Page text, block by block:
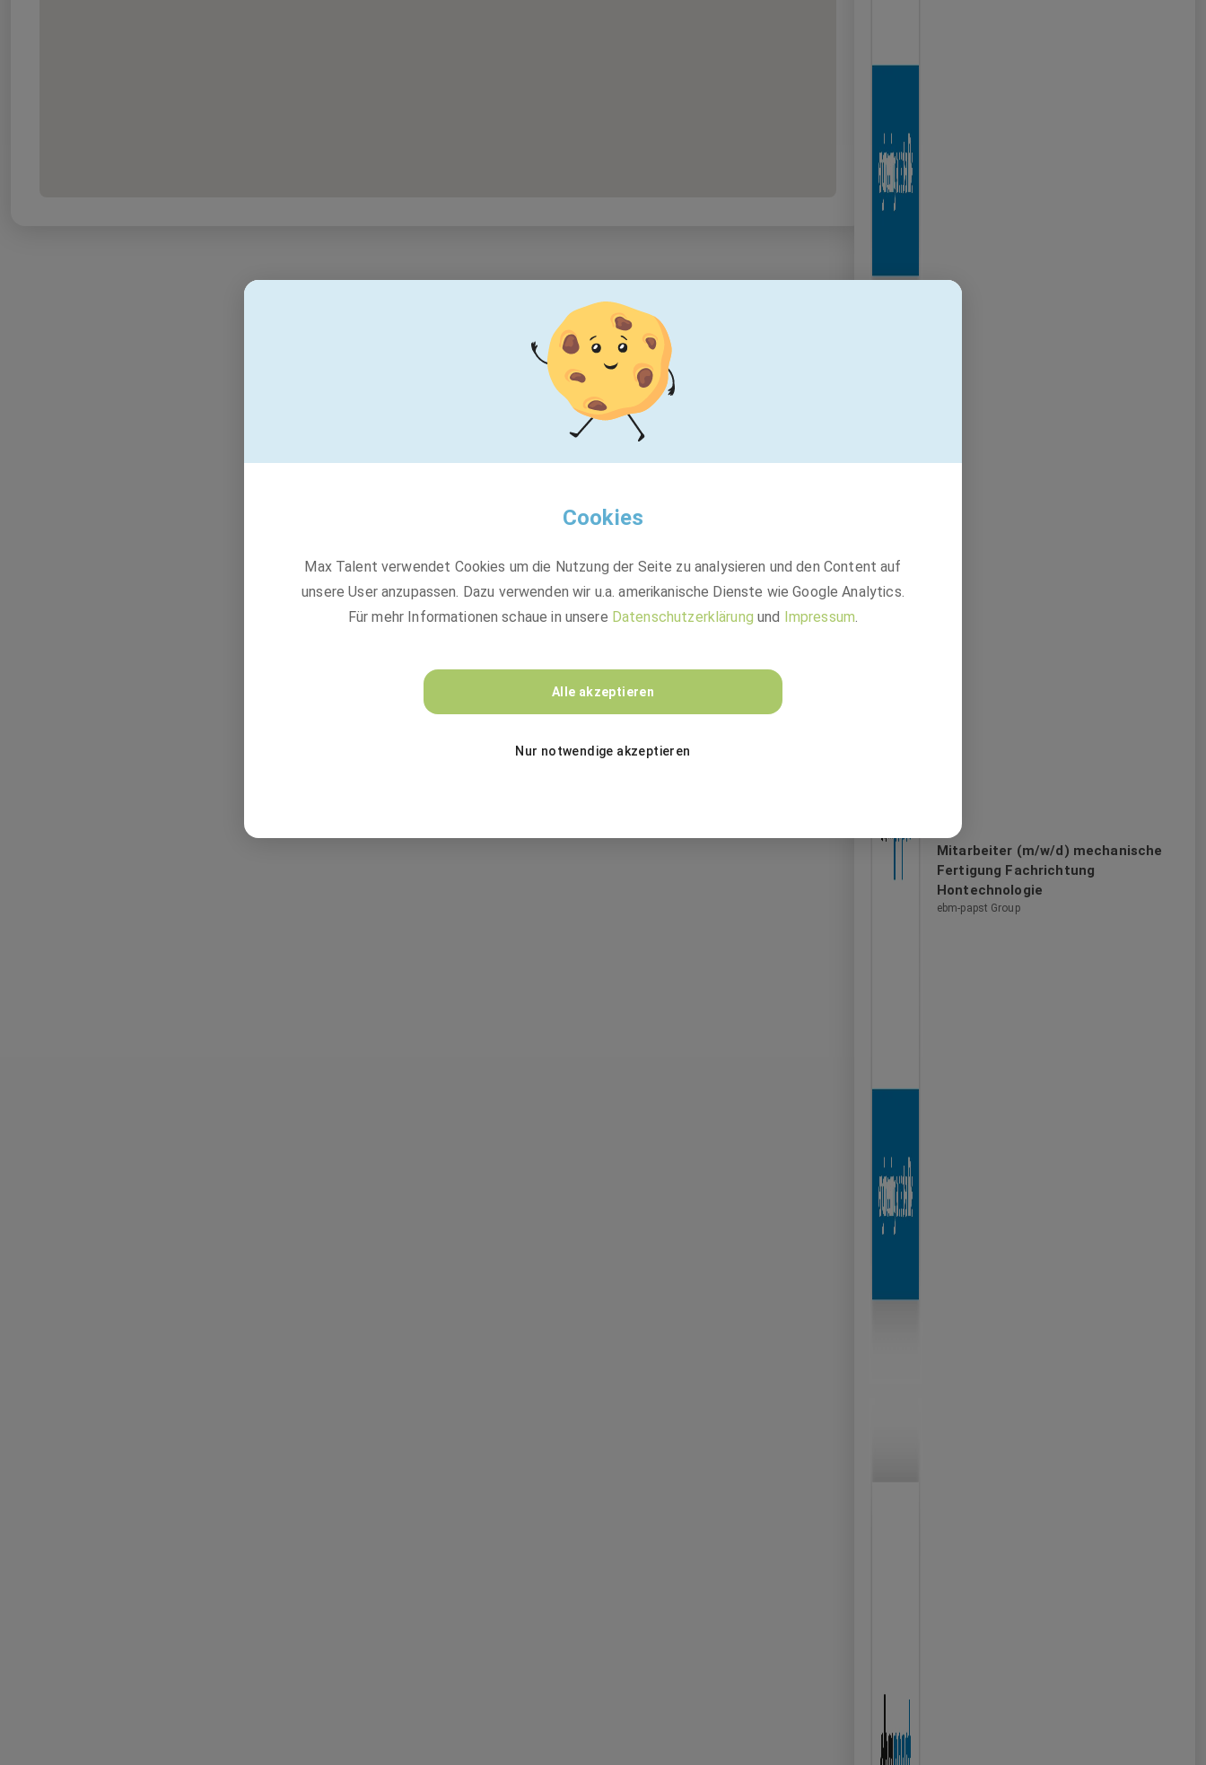
Mitarbeiter (m/w/d) mechanische
Fertigung Fachrichtung
Hontechnologie
ebm-papst Group
Cookies
Max Talent verwendet Cookies um die Nutzung der Seite zu analysieren und den Content auf
unsere User anzupassen. Dazu verwenden wir u.a. amerikanische Dienste wie Google Analytics.
Für mehr Informationen schaue in unsere Datenschutzerklärung und Impressum.
Alle akzeptieren
Nur notwendige akzeptieren